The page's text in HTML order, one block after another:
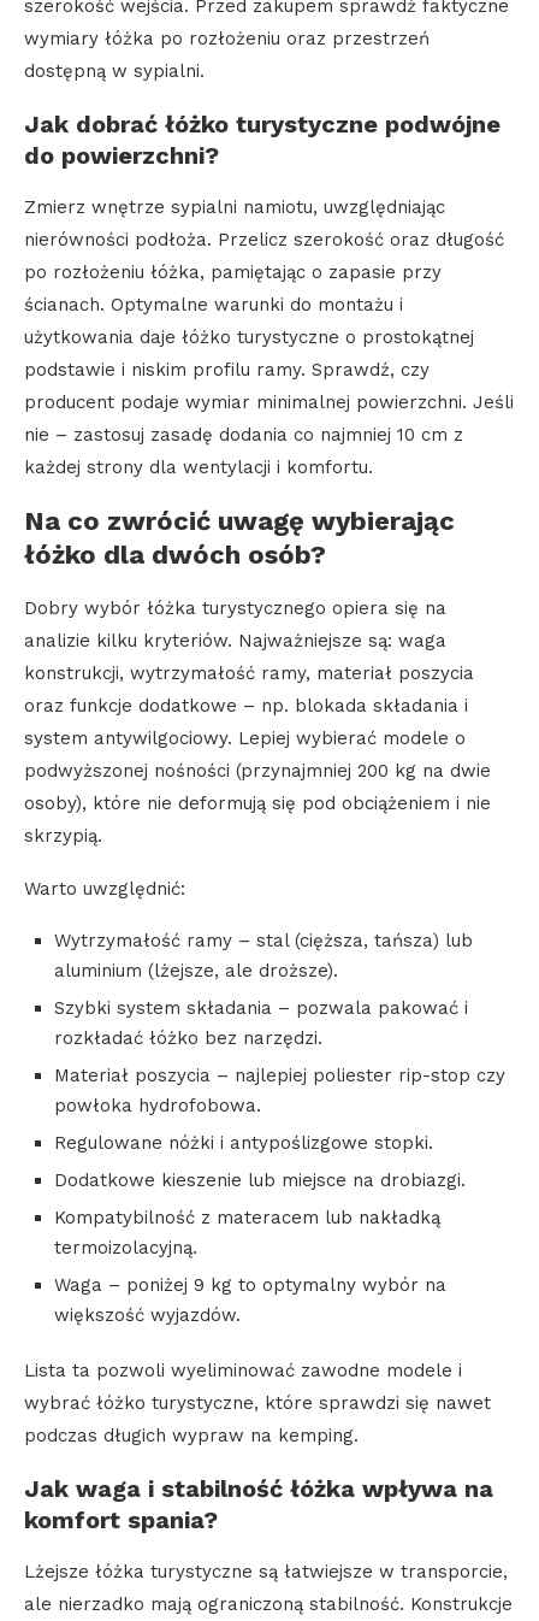
szerokość wejścia. Przed zakupem sprawdź faktyczne
wymiary łóżka po rozłożeniu oraz przestrzeń
dostępną w sypialni.
Jak dobrać łóżko turystyczne podwójne
do powierzchni?
Zmierz wnętrze sypialni namiotu, uwzględniając
nierówności podłoża. Przelicz szerokość oraz długość
po rozłożeniu łóżka, pamiętając o zapasie przy
ścianach. Optymalne warunki do montażu i
użytkowania daje łóżko turystyczne o prostokątnej
podstawie i niskim profilu ramy. Sprawdź, czy
producent podaje wymiar minimalnej powierzchni. Jeśli
nie – zastosuj zasadę dodania co najmniej 10 cm z
każdej strony dla wentylacji i komfortu.
Na co zwrócić uwagę wybierając
łóżko dla dwóch osób?
Dobry wybór łóżka turystycznego opiera się na
analizie kilku kryteriów. Najważniejsze są: waga
konstrukcji, wytrzymałość ramy, materiał poszycia
oraz funkcje dodatkowe – np. blokada składania i
system antywilgociowy. Lepiej wybierać modele o
podwyższonej nośności (przynajmniej 200 kg na dwie
osoby), które nie deformują się pod obciążeniem i nie
skrzypią.
Warto uwzględnić:
Wytrzymałość ramy – stal (cięższa, tańsza) lub
aluminium (lżejsze, ale droższe).
Szybki system składania – pozwala pakować i
rozkładać łóżko bez narzędzi.
Materiał poszycia – najlepiej poliester rip-stop czy
powłoka hydrofobowa.
Regulowane nóżki i antypoślizgowe stopki.
Dodatkowe kieszenie lub miejsce na drobiazgi.
Kompatybilność z materacem lub nakładką
termoizolacyjną.
Waga – poniżej 9 kg to optymalny wybór na
większość wyjazdów.
Lista ta pozwoli wyeliminować zawodne modele i
wybrać łóżko turystyczne, które sprawdzi się nawet
podczas długich wypraw na kemping.
Jak waga i stabilność łóżka wpływa na
komfort spania?
Lżejsze łóżka turystyczne są łatwiejsze w transporcie,
ale nierzadko mają ograniczoną stabilność. Konstrukcje